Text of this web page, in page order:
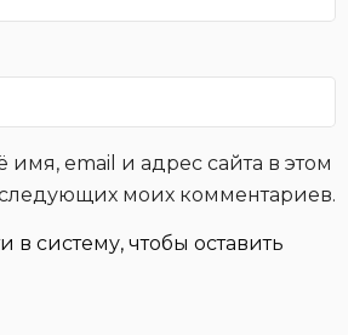
имя, email и адрес сайта в этом
моих комментариев.
систему, чтобы оставить